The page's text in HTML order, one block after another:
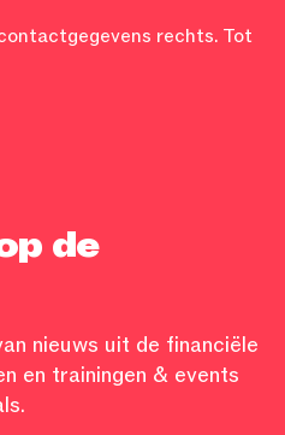
rechts. Tot
de
nieuws uit de financiële
en trainingen & events